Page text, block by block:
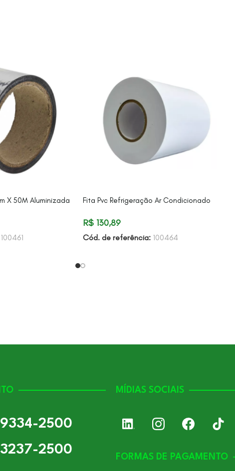
X 50M Aluminizada
100461
Fita Pvc Refrigeração Ar Condicionado
R$ 130,89
Cód. de referência: 100464
2500
2500
MÍDIAS SOCIAIS
FORMAS DE PAGAMENTO